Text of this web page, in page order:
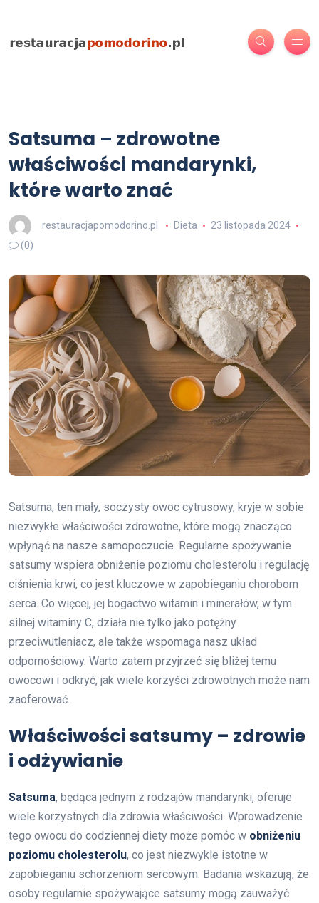
Satsuma – zdrowotne
właściwości mandarynki,
które warto znać
restauracjapomodorino.pl Dieta
23 listopada 2024
(0)
Satsuma, ten mały, soczysty owoc cytrusowy, kryje w sobie
niezwykłe właściwości zdrowotne, które mogą znacząco
wpłynąć na nasze samopoczucie. Regularne spożywanie
satsumy wspiera obniżenie poziomu cholesterolu i regulację
ciśnienia krwi, co jest kluczowe w zapobieganiu chorobom
serca. Co więcej, jej bogactwo witamin i minerałów, w tym
silnej witaminy C, działa nie tylko jako potężny
przeciwutleniacz, ale także wspomaga nasz układ
odpornościowy. Warto zatem przyjrzeć się bliżej temu
owocowi i odkryć, jak wiele korzyści zdrowotnych może nam
zaoferować.
Właściwości satsumy – zdrowie
i odżywianie
Satsuma, będąca jednym z rodzajów mandarynki, oferuje
wiele korzystnych dla zdrowia właściwości. Wprowadzenie
tego owocu do codziennej diety może pomóc w obniżeniu
poziomu cholesterolu, co jest niezwykle istotne w
zapobieganiu schorzeniom sercowym. Badania wskazują, że
osoby regularnie spożywające satsumy mogą zauważyć